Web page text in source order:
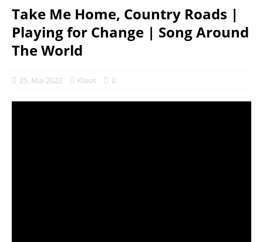
Take Me Home, Country Roads |
Playing for Change | Song Around
The World
25. Mai 2022 Klaus 0